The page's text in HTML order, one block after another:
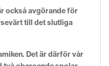
också avgörande för
till det slutliga
Det är därför vår